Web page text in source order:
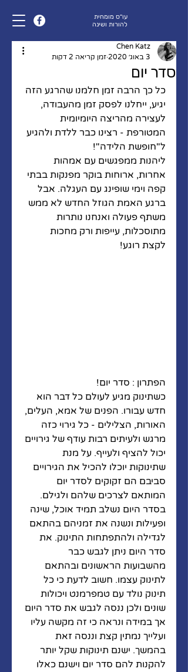
עו״ס מומחית
להורות ושינה
סדר יום
Chen Katz
3 באוג׳ 2020
זמן קריאה 2 דקות
כל כך הרבה זמן חלמנו שהרגע הזה
יגיע, ייחלנו לפסק זמן מהעבודה,
לעצירה מהריצה היומיומית
המטורפת - רצינו כבר ללדת ולהגיע
ל"חופשת הלידה"!
ליהנות ממפגשים עם אמהות
אחרות, ארוחות בוקר מפנקות בבתי
קפה וימי שופינג עם העגלה. אבל
ברגע האמת הגוזל החדש לא ממש
משתף פעולה ואנחנו נותרות
מתוסכלות, עייפות ורק מחכות
לקצת רוגע!
הפתרון : סדר יום!
כשתינוק מגיע לעולם כל דבר הוא
חדש עבורו. הפנים של אמא, העלים,
האורות, הצלילים - כל גירוי כזה
מרגש ולעיתים רבות עודף של גירויים
יכול להציף ולעייף. על מנת
שתינוקות יוכלו להכיל את הגירויים
סביבם הם זקוקים לסדר יום
המותאם לצרכים שלהם ולגילם.
בסדר היום נשלב תמיד אוכל, שינה
ופעילות ונשנה את זמניהם בהתאם
לגדילה ולהתפתחות התינוק. את
סדר היום ניתן לגבש כבר
מהשבועות הראשונים ובהתאם
לתינוק עצמו. חשוב לדעת כי כל
תינוק נולד עם טמפרמנט ויכולות
שונים ולכן ננסה לגבש את סדר היום
אך במידה ונראה כי זה מקשה עליו
ועלייך נמתין קצת וננסה זאת
בהמשך. ישנם תינוקות שקל יותר
להקנות להם סדר יום וישנם כאלו